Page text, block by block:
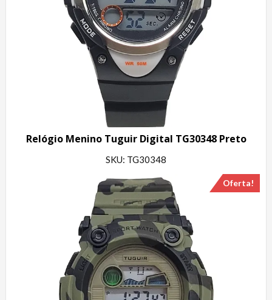
Relógio Menino Tuguir Digital TG30348 Preto
SKU: TG30348
Oferta!